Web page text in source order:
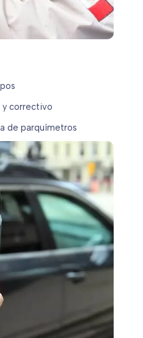
correctivo
de parquímetros